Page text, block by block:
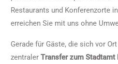
Restaurants und Konferenzorte
erreichen Sie mit uns ohne
Gerade für Gäste, die sich vor
zentraler Transfer zum Stadtamt